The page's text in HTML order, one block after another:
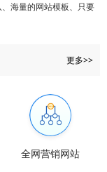
海量的网站模板、只要
更多>>
全网营销网站